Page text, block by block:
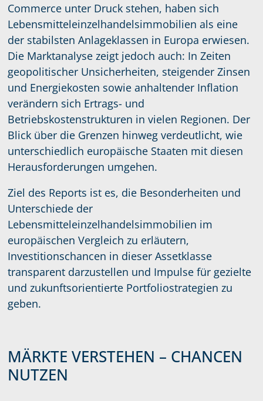
Commerce unter Druck stehen, haben sich
Lebensmitteleinzelhandelsimmobilien als eine
der stabilsten Anlageklassen in Europa erwiesen.
Die Marktanalyse zeigt jedoch auch: In Zeiten
geopolitischer Unsicherheiten, steigender Zinsen
und Energiekosten sowie anhaltender Inflation
verändern sich Ertrags- und
Betriebskostenstrukturen in vielen Regionen. Der
Blick über die Grenzen hinweg verdeutlicht, wie
unterschiedlich europäische Staaten mit diesen
Herausforderungen umgehen.
Ziel des Reports ist es, die Besonderheiten und
Unterschiede der
Lebensmitteleinzelhandelsimmobilien im
europäischen Vergleich zu erläutern,
Investitionschancen in dieser Assetklasse
transparent darzustellen und Impulse für gezielte
und zukunftsorientierte Portfoliostrategien zu
geben.
MÄRKTE VERSTEHEN – CHANCEN
NUTZEN